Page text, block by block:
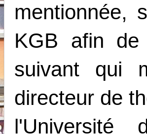
mentionnée,
KGB afin de
suivant qui
directeur de
l'Université